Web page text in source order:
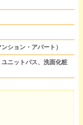
ション・アパート）
ニットバス、洗面化粧